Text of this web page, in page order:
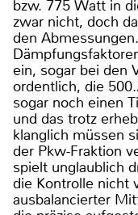
bzw. 775 Watt in
zwar nicht, doch
den
ein, sogar bei den
ordentlich, die
sogar noch einen
und das trotz
klanglich müssen
der Pkw-Fraktion
spielt unglaublich
die Kontrolle nicht
ausbalancierter